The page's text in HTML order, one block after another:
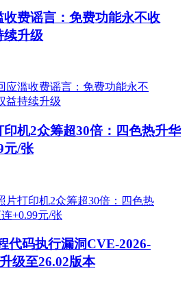
费谣言：免费功能永不收
续升级
机2众筹超30倍：四色热升华
元/张
代码执行漏洞CVE-2026-
级至26.02版本